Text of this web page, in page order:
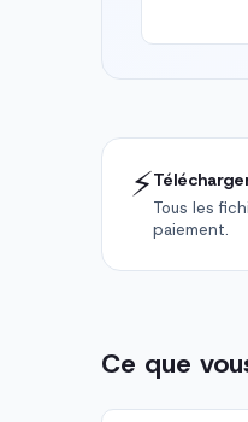
⚡
Tous les
paiement.
Ce que